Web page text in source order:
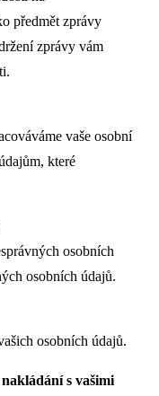
předmět zprávy
zprávy vám
vaše osobní
které
osobních
osobních údajů.
osobních údajů.
s vašimi